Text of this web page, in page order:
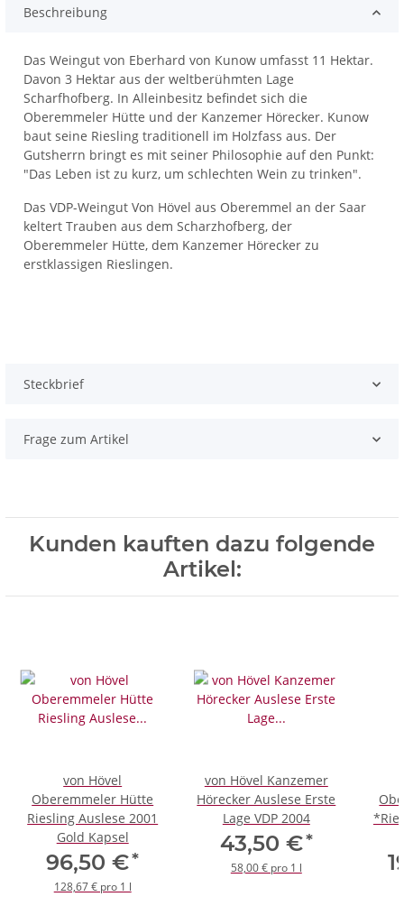
Beschreibung
Das Weingut von Eberhard von Kunow umfasst 11 Hektar.
Davon 3 Hektar aus der weltberühmten Lage
Scharfhofberg. In Alleinbesitz befindet sich die
Oberemmeler Hütte und der Kanzemer Hörecker. Kunow
baut seine Riesling traditionell im Holzfass aus. Der
Gutsherrn bringt es mit seiner Philosophie auf den Punkt:
"Das Leben ist zu kurz, um schlechten Wein zu trinken".
Das VDP-Weingut Von Hövel aus Oberemmel an der Saar
keltert Trauben aus dem Scharzhofberg, der
Oberemmeler Hütte, dem Kanzemer Hörecker zu
erstklassigen Rieslingen.
Steckbrief
Frage zum Artikel
Kunden kauften dazu folgende
Artikel:
von Hövel
Oberemmeler Hütte
Riesling Auslese 2001
Gold Kapsel
96,50 €*
128,67 € pro 1 l
von Hövel Kanzemer
Hörecker Auslese Erste
Lage VDP 2004
43,50 €*
58,00 € pro 1 l